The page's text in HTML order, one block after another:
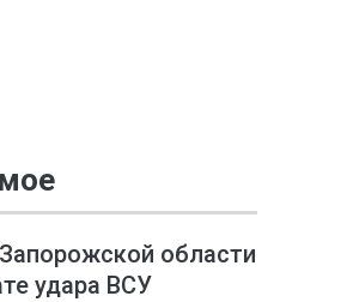
области
удара ВСУ